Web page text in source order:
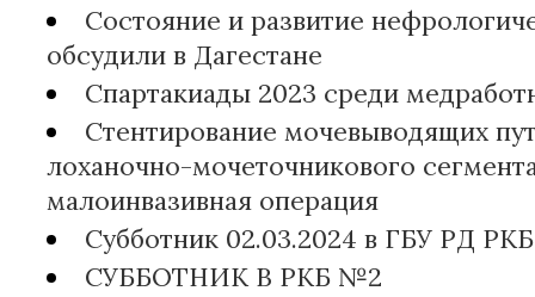
Состояние и развитие
обсудили в Дагестане
Спартакиады 2023 среди
Стентирование мочевыводящих
лоханочно-мочеточникового
малоинвазивная операция
Субботник 02.03.2024 в ГБУ РД
СУББОТНИК В РКБ №2